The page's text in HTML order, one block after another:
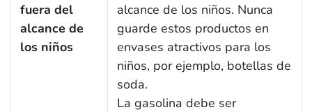
fuera del
alcance de
los niños
alcance de los niños. Nunca
guarde estos productos en
envases atractivos para los
niños, por ejemplo, botellas de
soda.
La gasolina debe ser